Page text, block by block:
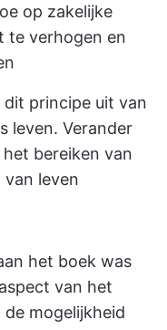
op zakelijke
te verhogen en
dit principe uit van
leven. Verander
bereiken van
leven
het boek was
van het
mogelijkheid